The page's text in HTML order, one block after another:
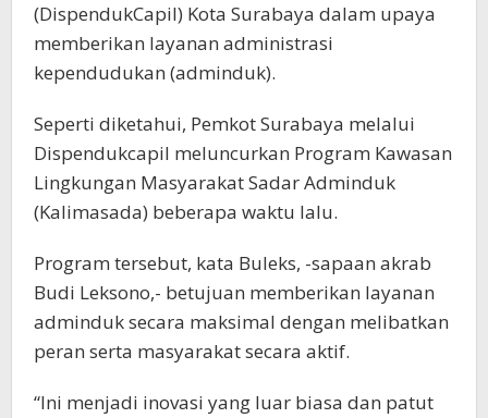
(DispendukCapil) Kota Surabaya dalam upaya
memberikan layanan administrasi
kependudukan (adminduk).
Seperti diketahui, Pemkot Surabaya melalui
Dispendukcapil meluncurkan Program Kawasan
Lingkungan Masyarakat Sadar Adminduk
(Kalimasada) beberapa waktu lalu.
Program tersebut, kata Buleks, -sapaan akrab
Budi Leksono,- betujuan memberikan layanan
adminduk secara maksimal dengan melibatkan
peran serta masyarakat secara aktif.
“Ini menjadi inovasi yang luar biasa dan patut